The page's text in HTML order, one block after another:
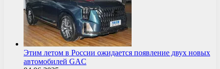
Этим летом в России ожидается появление двух новых
автомобилей GAC